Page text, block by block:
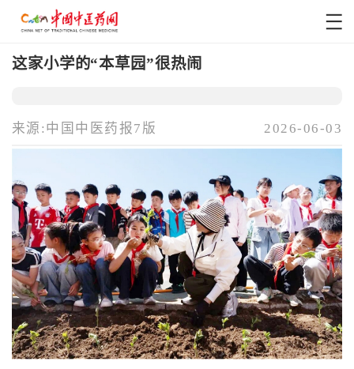
这家小学的“本草园”很热闹
来源:中国中医药报7版 2026-06-03